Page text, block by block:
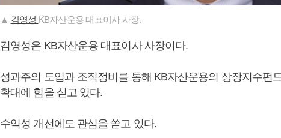
▲ 김영성 KB자산운용 대표이사 사장.
김영성은 KB자산운용 대표이사 사장이다.
성과주의 도입과 조직정비를 통해 KB자산운용의 상장지수펀
확대에 힘을 싣고 있다.
수익성 개선에도 관심을 쏟고 있다.